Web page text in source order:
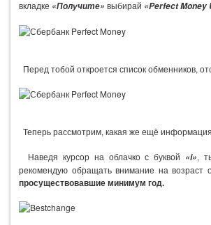
вкладке «Получите» выбирай «Perfect Money
Перед тобой откроется список обменников,
Теперь рассмотрим, какая же ещё
Наведя курсор на облачко с буквой «i»,
рекомендую обращать внимание на
просуществовавшие минимум год.